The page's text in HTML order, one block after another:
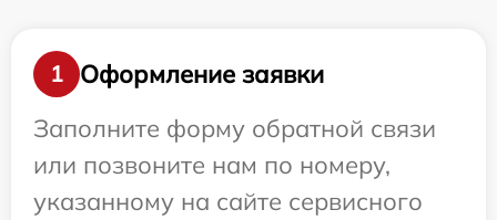
1
Оформление заявки
Заполните форму обратной связи
или позвоните нам по номеру,
указанному на сайте сервисного